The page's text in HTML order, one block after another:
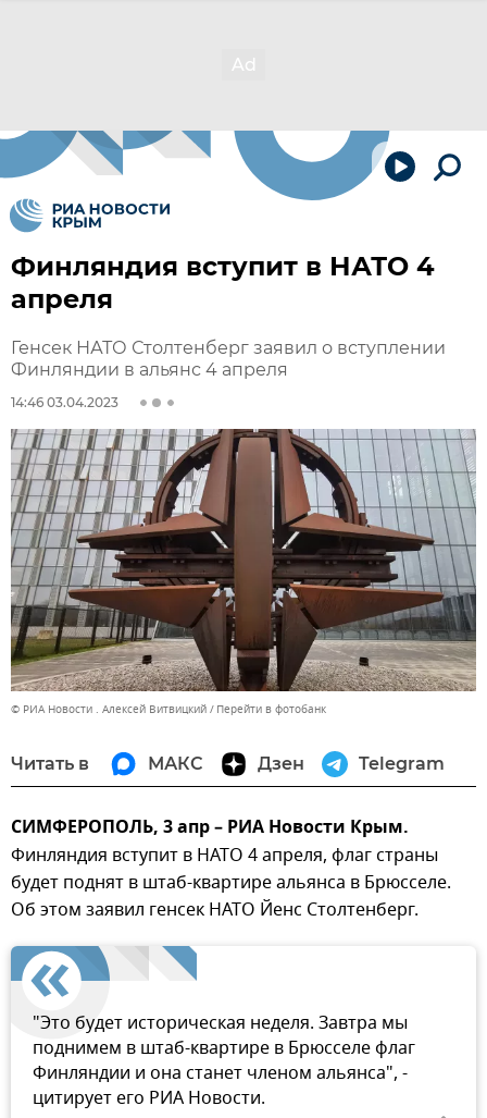
Финляндия вступит в НАТО 4
апреля
Генсек НАТО Столтенберг заявил о вступлении
Финляндии в альянс 4 апреля
14:46 03.04.2023
© РИА Новости . Алексей Витвицкий Перейти в фотобанк
Читать в МАКС Дзен Telegram
СИМФЕРОПОЛЬ, 3 апр – РИА Новости Крым.
Финляндия вступит в НАТО 4 апреля, флаг страны
будет поднят в штаб-квартире альянса в Брюсселе.
Об этом заявил генсек НАТО Йенс Столтенберг.
"Это будет историческая неделя. Завтра мы
поднимем в штаб-квартире в Брюсселе флаг
Финляндии и она станет членом альянса", -
цитирует его РИА Новости.